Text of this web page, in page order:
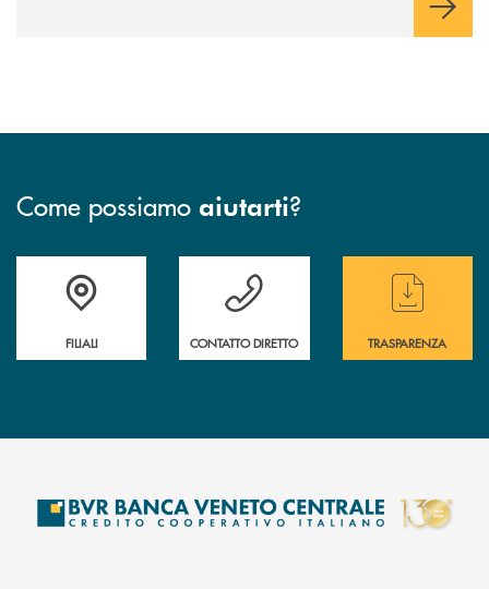
Come possiamo aiutarti?
Trova la filiale più vicina a te
FILIALI
Hai bisogno di assistenza immediata ?
CONTATTO DIRETTO
Hai bisogno di
TRASPARENZA